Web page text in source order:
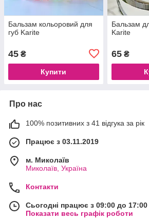
Бальзам кольоровий для
губ Karite
45 ₴
Купити
Бальзам
Karite
65₴
Про нас
100% позитивних з 41 відгука за рік
Працює з 03.11.2019
м. Миколаїв
Миколаїв, Україна
Контакти
Сьогодні працює з 09:00 до 17:00
Показати весь графік роботи